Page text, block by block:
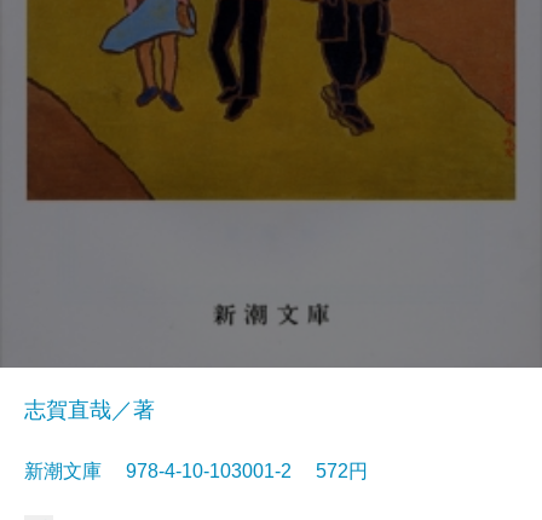
志賀直哉／著
新潮文庫 978-4-10-103001-2 572円